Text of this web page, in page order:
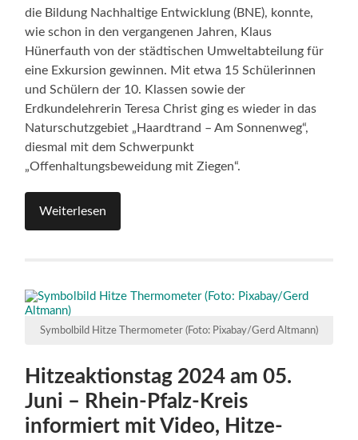
die Bildung Nachhaltige Entwicklung (BNE), konnte,
wie schon in den vergangenen Jahren, Klaus
Hünerfauth von der städtischen Umweltabteilung für
eine Exkursion gewinnen. Mit etwa 15 Schülerinnen
und Schülern der 10. Klassen sowie der
Erdkundelehrerin Teresa Christ ging es wieder in das
Naturschutzgebiet „Haardtrand – Am Sonnenweg“,
diesmal mit dem Schwerpunkt
„Offenhaltungsbeweidung mit Ziegen“.
Weiterlesen
Symbolbild Hitze Thermometer (Foto: Pixabay/Gerd Altmann)
Hitzeaktionstag 2024 am 05.
Juni – Rhein-Pfalz-Kreis
informiert mit Video, Hitze-